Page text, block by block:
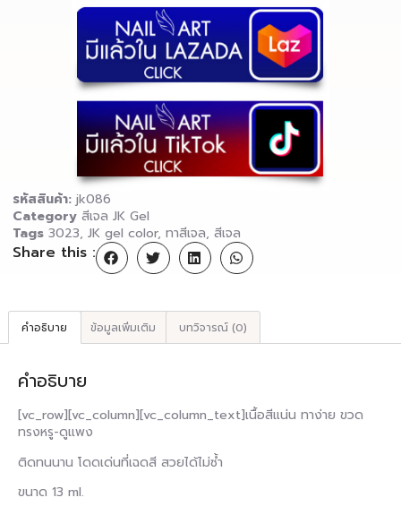
รหัสสินค้า: jk086
Category สีเจล JK Gel
Tags 3023, JK gel color, ทาสีเจล, สีเจล
Share this :
คำอธิบาย ข้อมูลเพิ่มเติม บทวิจารณ์ (0)
คำอธิบาย
[vc_row][vc_column][vc_column_text]เนื้อสีแน่น ทาง่าย ขวด
ทรงหรู-ดูแพง
ติดทนนาน โดดเด่นที่เฉดสี สวยได้ไม่ซ้ำ
ขนาด 13 ml.